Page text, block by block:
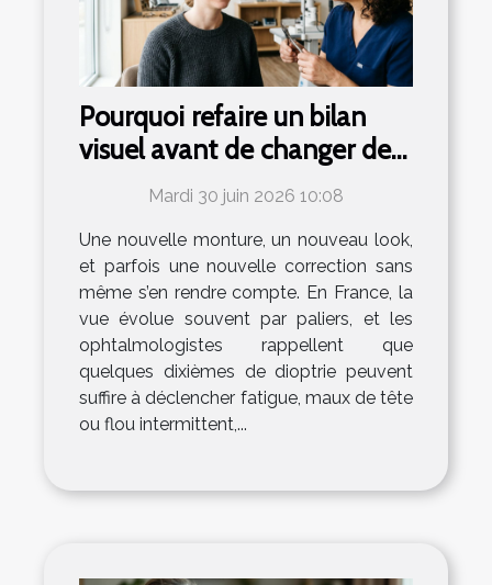
Pourquoi refaire un bilan
visuel avant de changer de
lunettes ?Mardi 30 juin 2026 10:08
Une nouvelle monture, un nouveau look,
et parfois une nouvelle correction sans
même s’en rendre compte. En France, la
vue évolue souvent par paliers, et les
ophtalmologistes rappellent que
quelques dixièmes de dioptrie peuvent
suffire à déclencher fatigue, maux de tête
ou flou intermittent,...